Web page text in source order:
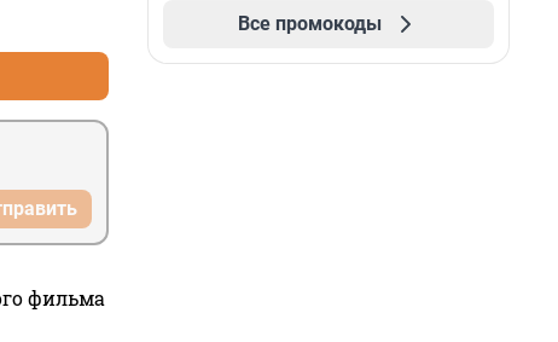
фильма
Все промокоды